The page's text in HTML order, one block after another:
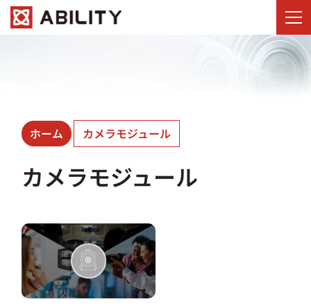
ホーム カメラモジュール
カメラモジュール